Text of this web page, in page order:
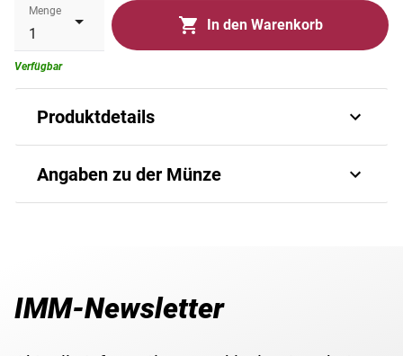
Menge
In den Warenkorb
Verfügbar
Produktdetails
500-Schilling-Gedenkmünze aus dem Jahr 1993
Angaben zu der Münze
IMM-Newsletter